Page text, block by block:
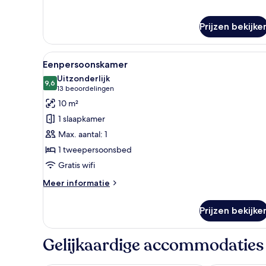
Prijzen
Alle
foto's
voor
Eenpersoonskamer
laden
Hotelkamer met een houten
6
Eenpersoonskamer
9,69,6 van 10
Uitzonderlijk
13 beoordelingen
(13
beoordelingen)
10 m²
1 slaapkamer
Max. aantal: 1
1 tweepersoonsbed
Gratis wifi
Meer informatie
Meer
Prijzen
Gelijkaardige accommodaties